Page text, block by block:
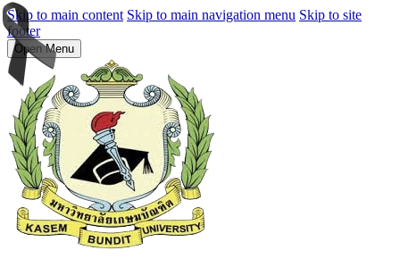
Skip to main content Skip to main navigation menu Skip to site
footer
Open Menu